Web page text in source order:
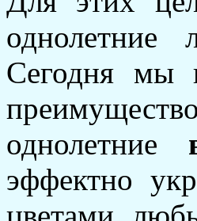
Сегодня мы
однолетние
эффектно